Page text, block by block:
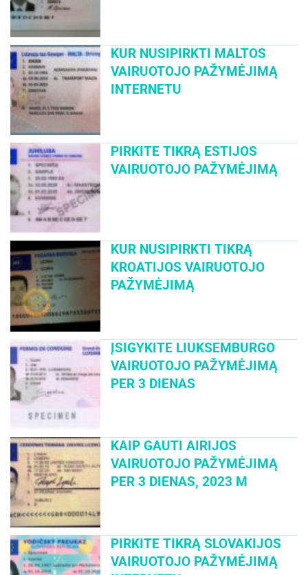
KUR NUSIPIRKTI MALTOS
VAIRUOTOJO PAŽYMĖJIMĄ
INTERNETU
PIRKITE TIKRĄ ESTIJOS
VAIRUOTOJO PAŽYMĖJIMĄ
KUR NUSIPIRKTI TIKRĄ
KROATIJOS VAIRUOTOJO
PAŽYMĖJIMĄ
ĮSIGYKITE LIUKSEMBURGO
VAIRUOTOJO PAŽYMĖJIMĄ
PER 3 DIENAS
KAIP GAUTI AIRIJOS
VAIRUOTOJO PAŽYMĖJIMĄ
PER 3 DIENAS, 2023 M
PIRKITE TIKRĄ SLOVAKIJOS
VAIRUOTOJO PAŽYMĖJIMĄ